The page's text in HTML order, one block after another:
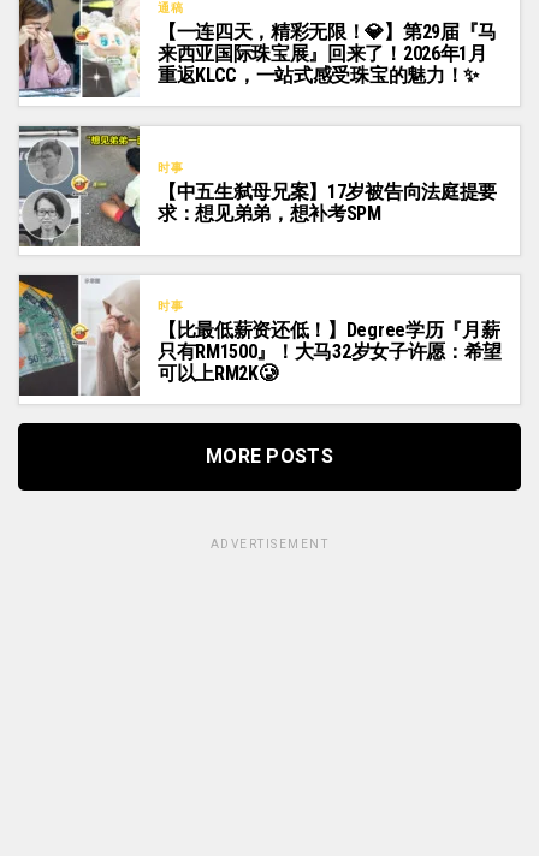
通稿
【一连四天，精彩无限！💎】第29届『马
来西亚国际珠宝展』回来了！2026年1月
重返KLCC，一站式感受珠宝的魅力！✨
时事
【中五生弑母兄案】17岁被告向法庭提要
求：想见弟弟，想补考SPM
时事
【比最低薪资还低！】Degree学历『月薪
只有RM1500』！大马32岁女子许愿：希望
可以上RM2K🥲
MORE POSTS
ADVERTISEMENT